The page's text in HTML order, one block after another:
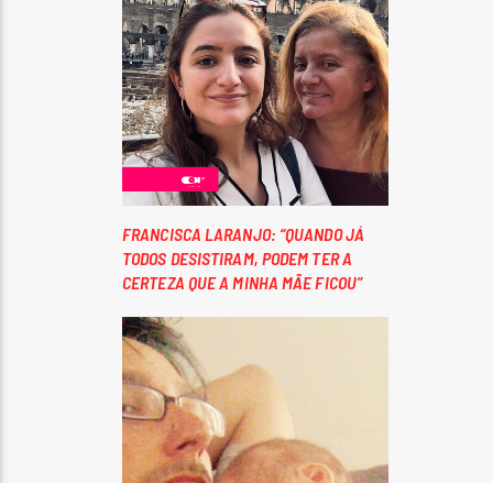
FRANCISCA LARANJO: “QUANDO JÁ
TODOS DESISTIRAM, PODEM TER A
CERTEZA QUE A MINHA MÃE FICOU”